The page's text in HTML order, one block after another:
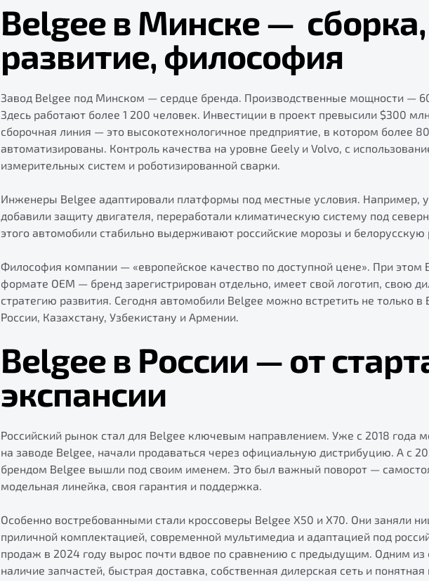
Belgee в Минске— сборка,
развитие, философия
Завод Belgee под Минском — сердце бренда. Производственные мощности —
Здесь работают более 1 200 человек. Инвестиции в проект превысили $300
сборочная линия — это высокотехнологичное предприятие, в котором более
автоматизированы. Контроль качества на уровне Geely и Volvo, с
измерительных систем и роботизированной сварки.
Инженеры Belgee адаптировали платформы под местные условия. Например,
добавили защиту двигателя, переработали климатическую систему под
этого автомобили стабильно выдерживают российские морозы и белорусскую
Философия компании — «европейское качество по доступной цене». При этом
формате OEM — бренд зарегистрирован отдельно, имеет свой логотип, свою
стратегию развития. Сегодня автомобили Belgee можно встретить не только в
России, Казахстану, Узбекистану и Армении.
Belgee в России — от
экспансии
Российский рынок стал для Belgee ключевым направлением. Уже с 2018 года
на заводе Belgee, начали продаваться через официальную дистрибуцию. А с
брендом Belgee вышли под своим именем. Это был важный поворот —
модельная линейка, своя гарантия и поддержка.
Особенно востребованными стали кроссоверы Belgee X50 и X70. Они заняли
приличной комплектацией, современной мультимедиа и адаптацией под
продаж в 2024 году вырос почти вдвое по сравнению с предыдущим. Одним из
наличие запчастей, быстрая доставка, собственная дилерская сеть и понятная